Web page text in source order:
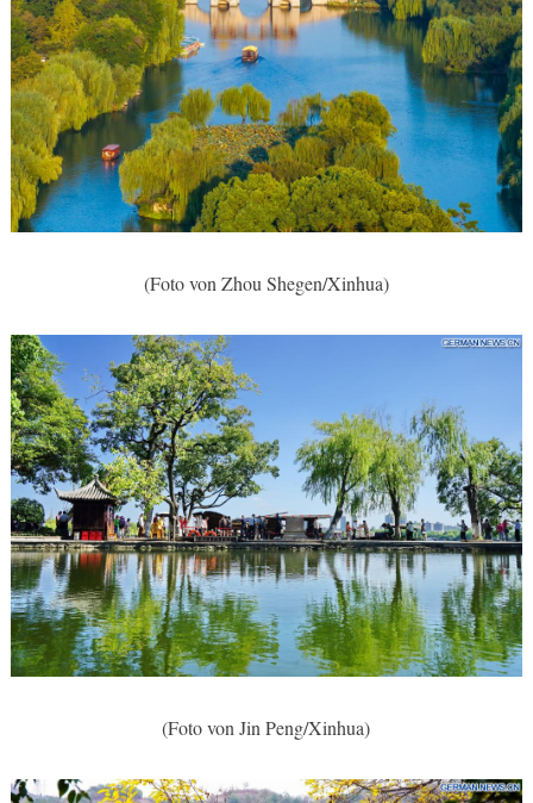
(Foto von Zhou Shegen/Xinhua)
(Foto von Jin Peng/Xinhua)